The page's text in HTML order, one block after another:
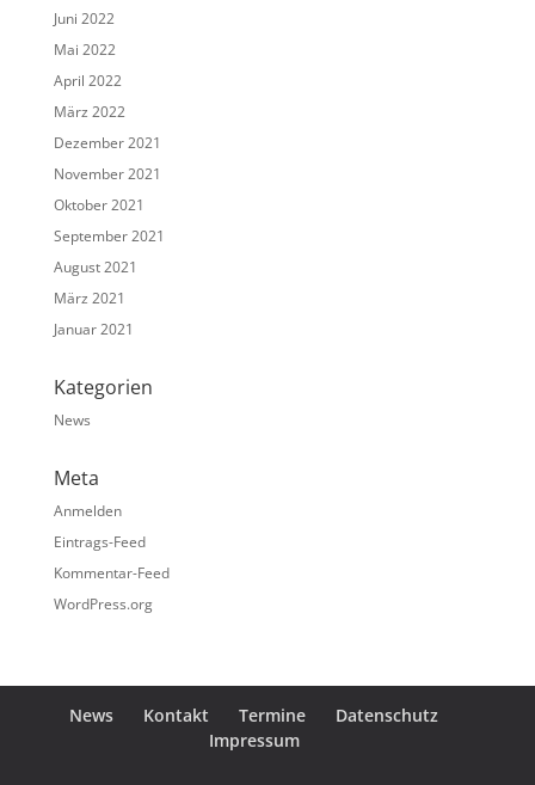
Juni 2022
Mai 2022
April 2022
März 2022
Dezember 2021
November 2021
Oktober 2021
September 2021
August 2021
März 2021
Januar 2021
Kategorien
News
Meta
Anmelden
Eintrags-Feed
Kommentar-Feed
WordPress.org
News Kontakt Termine
Datenschutz
Impressum